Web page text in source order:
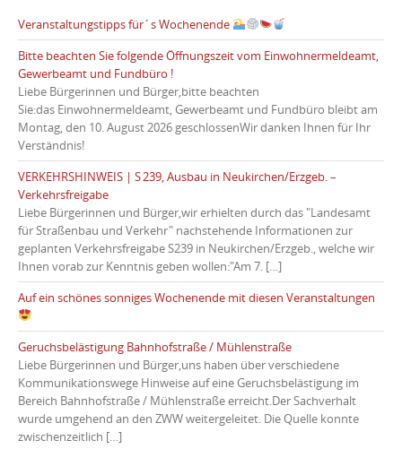
Veranstaltungstipps für´s Wochenende
Bitte beachten Sie folgende Öffnungszeit vom Einwohnermeldeamt,
Gewerbeamt und Fundbüro !
Liebe Bürgerinnen und Bürger,bitte beachten
Sie:das Einwohnermeldeamt, Gewerbeamt und Fundbüro bleibt am
Montag, den 10. August 2026 geschlossenWir danken Ihnen für Ihr
Verständnis!
VERKEHRSHINWEIS | S 239, Ausbau in Neukirchen/Erzgeb. –
Verkehrsfreigabe
Liebe Bürgerinnen und Bürger,wir erhielten durch das "Landesamt
für Straßenbau und Verkehr" nachstehende Informationen zur
geplanten Verkehrsfreigabe S239 in Neukirchen/Erzgeb., welche wir
Ihnen vorab zur Kenntnis geben wollen:"Am 7. […]
Auf ein schönes sonniges Wochenende mit diesen Veranstaltungen
Geruchsbelästigung Bahnhofstraße / Mühlenstraße
Liebe Bürgerinnen und Bürger,uns haben über verschiedene
Kommunikationswege Hinweise auf eine Geruchsbelästigung im
Bereich Bahnhofstraße / Mühlenstraße erreicht.Der Sachverhalt
wurde umgehend an den ZWW weitergeleitet. Die Quelle konnte
zwischenzeitlich […]